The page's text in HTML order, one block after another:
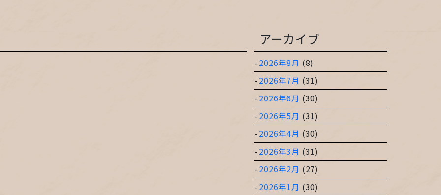
アーカイブ
2026年8月 (8)
2026年7月 (31)
2026年6月 (30)
2026年5月 (31)
2026年4月 (30)
2026年3月 (31)
2026年2月 (27)
2026年1月 (30)